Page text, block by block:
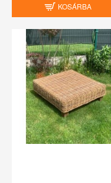
KOSÁRBA